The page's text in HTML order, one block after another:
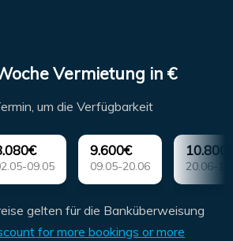
Vermietung in €
um die Verfügbarkeit
09.05
9.600€
09.05-20.06 20.06-
gelten für die Banküberweisung
for more bookings or more